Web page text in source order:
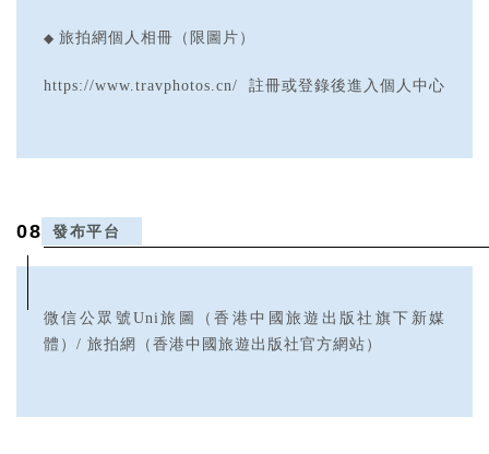
◆ 旅拍網個人相冊（限圖片）
https://www.travphotos.cn/ 註冊或登錄後進入個人中心
08 發布平台
微信公眾號Uni旅圖（香港中國旅遊出版社旗下新媒
體）/ 旅拍網
（香港中國旅遊出版社官方網站）